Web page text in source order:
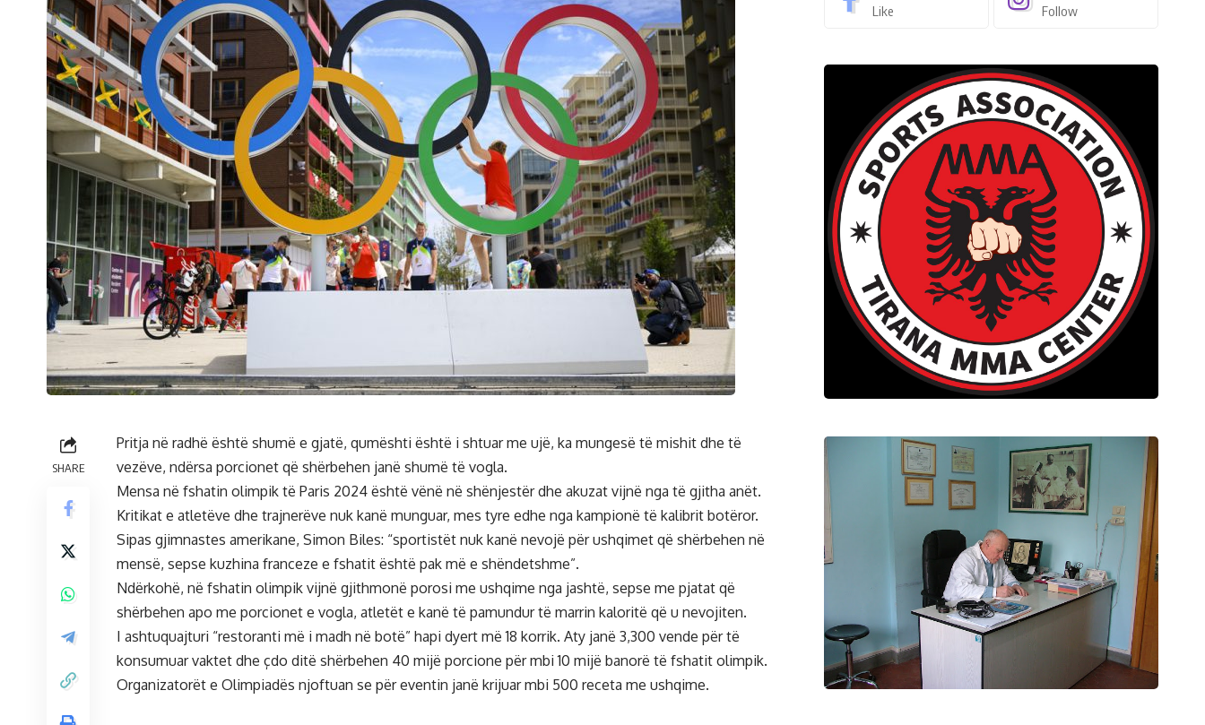
SHARE
Pritja në radhë është shumë e gjatë, qumështi është i shtuar me ujë, ka mungesë të mishit dhe të
vezëve, ndërsa porcionet që shërbehen janë shumë të vogla.
Mensa në fshatin olimpik të Paris 2024 është vënë në shënjestër dhe akuzat vijnë nga të gjitha anët.
Kritikat e atletëve dhe trajnerëve nuk kanë munguar, mes tyre edhe nga kampionë të kalibrit botëror.
Sipas gjimnastes amerikane, Simon Biles: “sportistët nuk kanë nevojë për ushqimet që shërbehen në
mensë, sepse kuzhina franceze e fshatit është pak më e shëndetshme”.
Ndërkohë, në fshatin olimpik vijnë gjithmonë porosi me ushqime nga jashtë, sepse me pjatat që
shërbehen apo me porcionet e vogla, atletët e kanë të pamundur të marrin kaloritë që u nevojiten.
I ashtuquajturi “restoranti më i madh në botë” hapi dyert më 18 korrik. Aty janë 3,300 vende për të
konsumuar vaktet dhe çdo ditë shërbehen 40 mijë porcione për mbi 10 mijë banorë të fshatit olimpik.
Organizatorët e Olimpiadës njoftuan se për eventin janë krijuar mbi 500 receta me ushqime.
Like Follow